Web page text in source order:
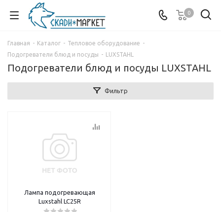
0
Главная - Каталог - Тепловое оборудование -
Подогреватели блюд и посуды - LUXSTAHL
Подогреватели блюд и посуды LUXSTAHL
Фильтр
Лампа подогревающая
Luxstahl LC25R